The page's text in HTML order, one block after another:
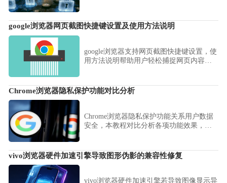
生产力工具的技术趋势。
google浏览器网页截图快捷键设置及使用方法说明
google浏览器支持网页截图快捷键设置，使
用方法说明帮助用户轻松捕捉网页内容，
Chrome浏览器隐私保护功能对比分析
Chrome浏览器隐私保护功能关系用户数据
安全，本教程对比分析各项功能效果，帮
vivo浏览器硬件加速引擎导致图形伪影的兼容性修复
vivo浏览器硬件加速引擎若导致图像显示异